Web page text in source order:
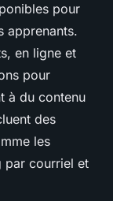
pour
apprenants.
en ligne et
pour
à du contenu
des
les
par courriel et